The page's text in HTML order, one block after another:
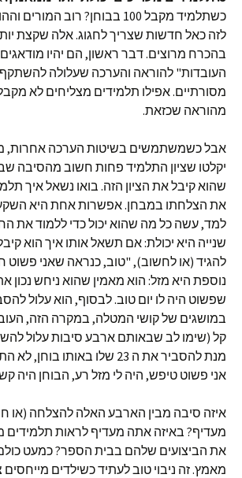
כשתלמיד מקבל 100 בבוחן? רוב
לזה כאל חדשות שצריך לחגוג. אלה שקצת
בהכרח מרוצים. דבר ראשון, הם יהיו
העובדות" להוראה והערכה שעלולה
מסורתיים. אפילו תלמידים מצליחים לא
מהוראה שכזאת.
אבל כשמשתמשים בשיטות הערכה אחרות,
יקלטו שציון התלמיד פחות חשוב מהסיבה
שהוא קיבל את הציון הזה. בואו נשאל איך
את הצלחתו במבחן. אפשרות אחת היא
למד, עשה כל מה שהוא יכול כדי ללמוד את
שנייה היא יכולת: אם תשאל אותו איך הוא
להגיד (או לחשוב), "טוב, כנראה שאני
נוספת היא מזל: הוא מאמין שהוא ניחש נכון
שפשוט היה לו יום טוב. לבסוף, הוא עלול
במושגים של קושי המטלה, במקרה הזה,
קל (שימו לב שבאותם ארבע סיבות עלול
מנת להסביר את ה 23 שלו באותו
אני פשוט טיפש, היה לי מזל רע, הבוחן היה
איזה סיבה מבין הארבע האלה להצלחה (או
מעדיף? באיזה אתה מעדיף לראות
את הביצועים שלהם בבית הספר? כמעט כולם
מאמץ. זה ניבוי טוב לעתיד כשילדים מייחסים